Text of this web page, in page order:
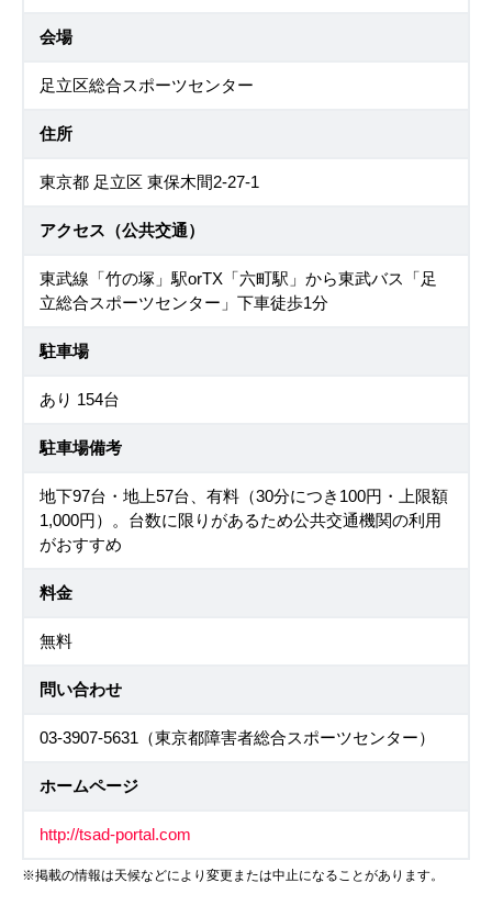
会場
足立区総合スポーツセンター
住所
東京都 足立区 東保木間2-27-1
アクセス（公共交通）
東武線「竹の塚」駅orTX「六町駅」から東武バス「足
立総合スポーツセンター」下車徒歩1分
駐車場
あり 154台
駐車場備考
地下97台・地上57台、有料（30分につき100円・上限額
1,000円）。台数に限りがあるため公共交通機関の利用
がおすすめ
料金
無料
問い合わせ
03-3907-5631（東京都障害者総合スポーツセンター）
ホームページ
http://tsad-portal.com
※掲載の情報は天候などにより変更または中止になることがあります。